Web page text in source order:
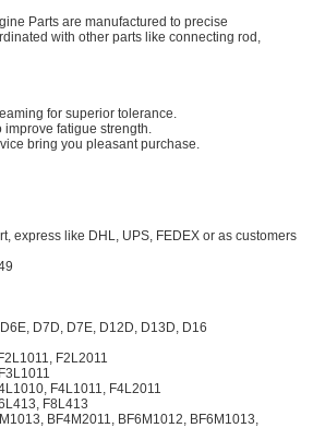
Parts are manufactured to precise
with other parts like connecting rod,
for superior tolerance.
fatigue strength.
bring you pleasant purchase.
express like DHL, UPS, FEDEX or as customers
for DEUTZ
D7D, D7E, D12D, D13D, D16
F2L2011
F4L1011, F4L2011
F8L413
BF4M2011, BF6M1012, BF6M1013,